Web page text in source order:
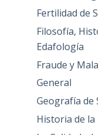
Fertilidad de
Filosofía,
Edafología
Fraude y
General
Geografía de
Historia de la